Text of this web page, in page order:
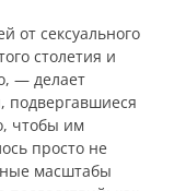
от сексуального
столетия и
— делает
подвергавшиеся
чтобы им
просто не
масштабы